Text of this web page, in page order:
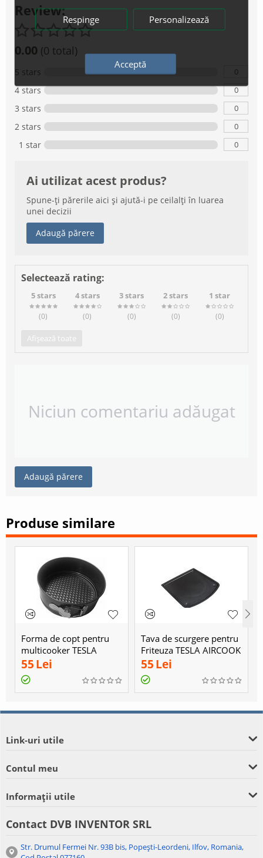
Review:
0.00 (0 total)
5 stars 0
4 stars 0
3 stars 0
2 stars 0
1 star 0
Ai utilizat acest produs?
Spune-ți părerile aici și ajută-i pe ceilalți în luarea
unei decizii
Adaugă părere
Selectează rating:
5 stars
(0)
4 stars
(0)
3 stars
(0)
2 stars
(0)
1 star
(0)
Afișează toate
Niciun comentariu adăugat
Adaugă părere
Produse similare
Forma de copt pentru
multicooker TESLA
ELITECOOK K70
55Lei
Tava de scurgere pentru
Friteuza TESLA AIRCOOK
GRILL QG700
55Lei
Link-uri utile
Contul meu
Informații utile
Contact DVB INVENTOR SRL
Str. Drumul Fermei Nr. 93B bis, Popești-Leordeni, Ilfov, Romania,
Respinge Personalizează
Acceptă